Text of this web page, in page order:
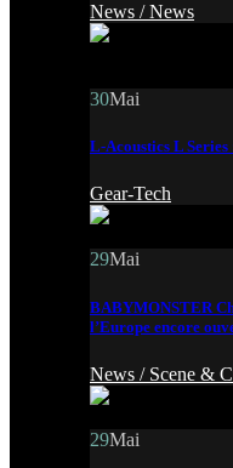
News /News
30Mai
L-Acoustics L
Gear-Tech
29Mai
BABYMONSTER
l’Europe encore
News / Scene &
29Mai